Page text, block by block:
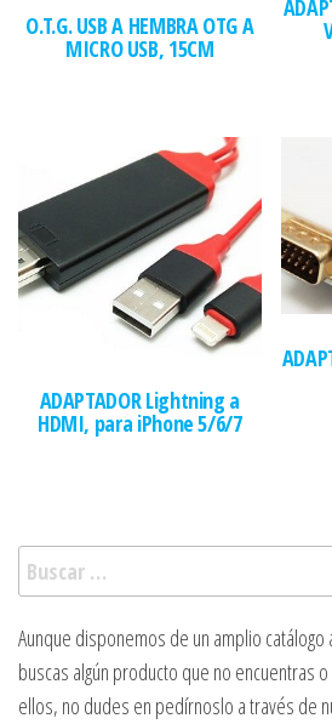
O.T.G. USB A HEMBRA OTG A
MICRO USB, 15CM
ADAPTADOR Lightning a
HDMI, para iPhone 5/6/7
Buscar:
Aunque disponemos de un amplio catálogo
buscas algún producto que no encuentras
ellos, no dudes en pedírnoslo a través de